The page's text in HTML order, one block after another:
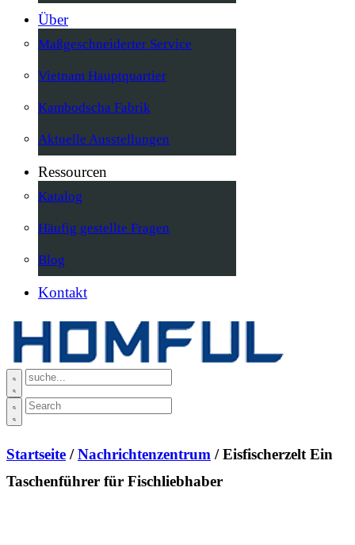
Über
Maßgeschneiderter Service
Vietnam Hauptquartier
Kambodscha Fabrik
Aktuelle Ausstellungen
Ressourcen
Katalog
Häufig gestellte Fragen
Blog
Kontakt
Startseite /Nachrichtenzentrum / Eisfischerzelt Ein
Taschenführer für Fischliebhaber